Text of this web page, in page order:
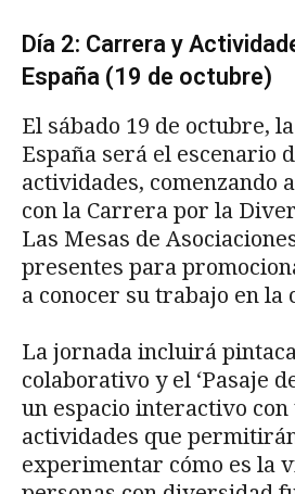
Día 2: Carrera y
España (19 de octubre)
El sábado 19 de octubre,
España será el escenario
actividades, comenzando
con la Carrera por la
Las Mesas de
presentes para
a conocer su trabajo en la
La jornada incluirá
colaborativo y el ‘Pasaje
un espacio interactivo
actividades que
experimentar cómo es la